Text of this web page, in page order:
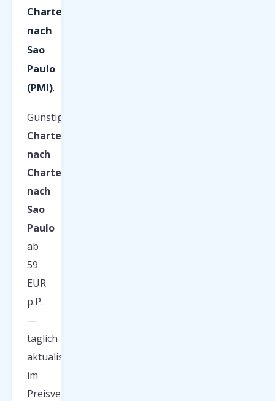
Charterflüge
nach
Sao
Paulo
(PMI).
Günstige
Charterflüge
nach
Charterflüge
nach
Sao
Paulo
ab
59
EUR
p.P.
—
täglich
aktualisiert
im
Preisvergleich